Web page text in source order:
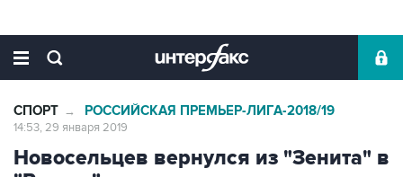
СПОРТ → РОССИЙСКАЯ ПРЕМЬЕР-ЛИГА-2018/19
14:53, 29 января 2019
Новосельцев вернулся из "Зенита" в